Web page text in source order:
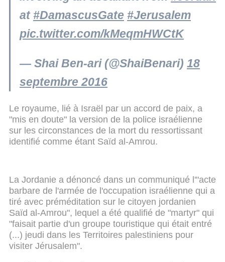
at#DamascusGate #Jerusalem
pic.twitter.com/kMeqmHWCtK
— Shai Ben-ari (@ShaiBenari) 18
septembre 2016
Le royaume, lié à Israël par un accord de paix, a
"mis en doute" la version de la police israélienne
sur les circonstances de la mort du ressortissant
identifié comme étant Saïd al-Amrou.
La Jordanie a dénoncé dans un communiqué l'"acte
barbare de l'armée de l'occupation israélienne qui a
tiré avec préméditation sur le citoyen jordanien
Saïd al-Amrou", lequel a été qualifié de "martyr" qui
"faisait partie d'un groupe touristique qui était entré
(...) jeudi dans les Territoires palestiniens pour
visiter Jérusalem".